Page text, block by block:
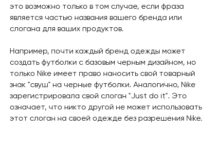
это возможно только в том случае, если фраза
является частью названия вашего бренда или
слогана для ваших продуктов.
Например, почти каждый бренд одежды может
создать футболки с базовым черным дизайном, но
только Nike имеет право наносить свой товарный
знак "свуш" на черные футболки. Аналогично, Nike
зарегистрировала свой слоган "Just do it". Это
означает, что никто другой не может использовать
этот слоган на своей одежде без разрешения Nike.